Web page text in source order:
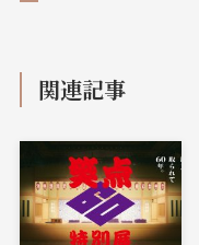
関連記事